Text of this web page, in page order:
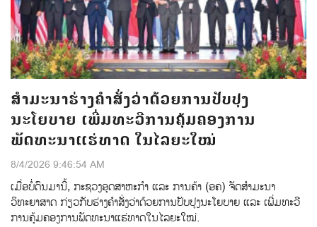
ສຳມະນາຮ່າງຄຳສັ່ງວ່າດ້ວຍການປັບປຸງ
ນະໂຍບາຍ ເພີ່ມທະວີການຄຸ້ມຄອງການ
ພັດທະນາແຮ່ທາດ ໃນໄລຍະໃໝ່
8/4/2026 9:46:54 AM
ເມື່ອບໍ່ດົນມານີ້, ກະຊວງອຸດສາຫະກຳ ແລະ ການຄ້າ (ອຄ) ຈັດສໍາມະນາ
ວິທະຍາສາດ ກ່ຽວກັບຮ່າງຄໍາສັ່ງວ່າດ້ວຍການປັບປຸງນະໂຍບາຍ ແລະ ເພີ່ມທະວີ
ການຄຸ້ມຄອງການພັດທະນາແຮ່ທາດໃນໄລຍະໃໝ່.